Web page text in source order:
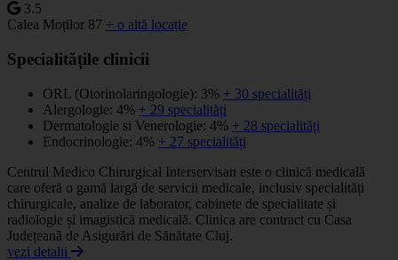
3.5
Calea Moților 87 + o altă locație
Specialitățile clinicii
ORL (Otorinolaringologie): 3% + 30 specialități
Alergologie: 4% + 29 specialități
Dermatologie si Venerologie: 4% + 28 specialități
Endocrinologie: 4% + 27 specialități
Centrul Medico Chirurgical Interservisan este o clinică medicală
care oferă o gamă largă de servicii medicale, inclusiv specialități
chirurgicale, analize de laborator, cabinete de specialitate și
radiologie și imagistică medicală. Clinica are contract cu Casa
Județeană de Asigurări de Sănătate Cluj.
vezi detalii